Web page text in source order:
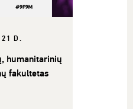
21 D.
humanitarinių
fakultetas